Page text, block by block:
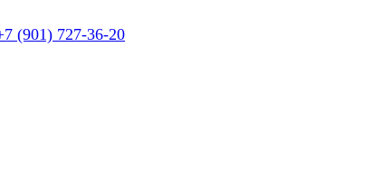
(901) 727-36-20